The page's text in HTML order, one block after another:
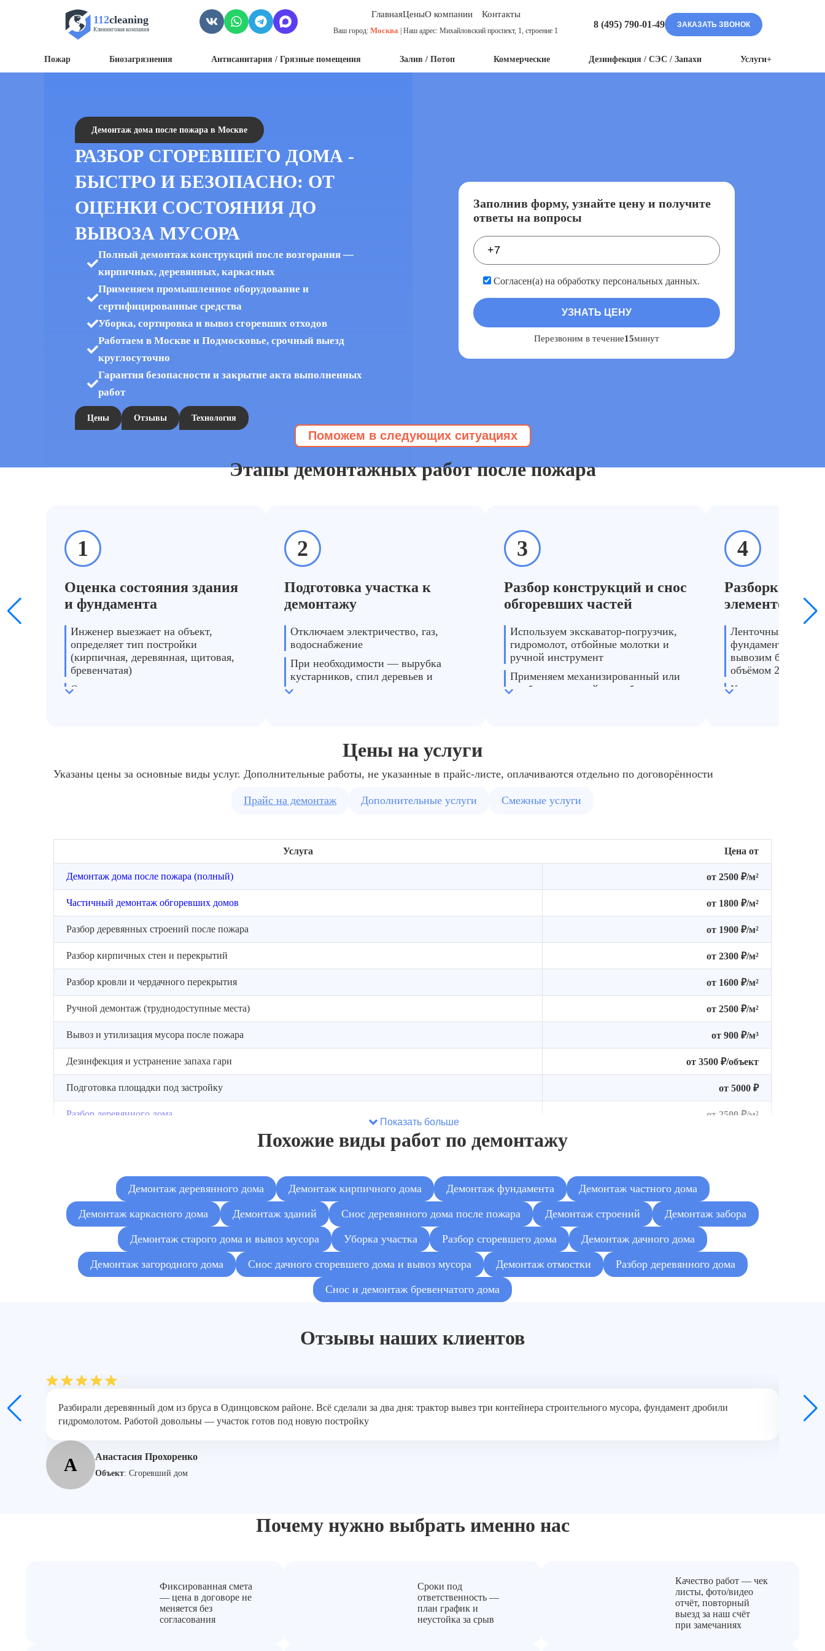
112cleaning
Клининговая компания
ГлавнаяЦеныО компании Контакты
Ваш город: Москва | Наш адрес: Михайловский проспект, 1, строение 1
8 (495) 790-01-49 ЗАКАЗАТЬ ЗВОНОК
Пожар Биозагрязнения Антисанитария / Грязные помещения Залив / Потоп Коммерческие Дезинфекция / СЭС / Запахи Услуги+
Демонтаж дома после пожара в Москве
РАЗБОР СГОРЕВШЕГО ДОМА -
БЫСТРО И БЕЗОПАСНО: ОТ
ОЦЕНКИ СОСТОЯНИЯ ДО
ВЫВОЗА МУСОРА
Полный демонтаж конструкций после возгорания —
кирпичных, деревянных, каркасных
Применяем промышленное оборудование и
сертифицированные средства
Уборка, сортировка и вывоз сгоревших отходов
Работаем в Москве и Подмосковье, срочный выезд
круглосуточно
Гарантия безопасности и закрытие акта выполненных
работ
Цены Отзывы Технология
Заполнив форму, узнайте цену и получите
ответы на вопросы
Согласен(а) на обработку персональных данных.
Перезвоним в течение15минут
Поможем в следующих ситуациях
Демонтаж заказывают когда…
Даже без открытого огня стены и мебель пропитаны гарью → демонтируем отделку, очищаем несущие конструкции, используем озонатор → воздух становится
Этапы демонтажных работ после пожара
1
Оценка состояния здания
и фундамента
Инженер выезжает на объект,
определяет тип постройки
(кирпичная, деревянная, щитовая,
бревенчатая)
Оценивает повреждения, количество
2
Подготовка участка к
демонтажу
Отключаем электричество, газ,
водоснабжение
При необходимости — вырубка
кустарников, спил деревьев и
выравнивание территории
3
Разбор конструкций и снос
обгоревших частей
Используем экскаватор-погрузчик,
гидромолот, отбойные молотки и
ручной инструмент
Применяем механизированный или
комбинированный способ
4
Разборка
элементов
Ленточный и
фундамент дробим
вывозим бетон в
объёмом 27 м³
Кирпич и металл
Цены на услуги
Указаны цены за основные виды услуг. Дополнительные работы, не указанные в прайс-листе, оплачиваются отдельно по договорённости
Прайс на демонтаж Дополнительные услуги Смежные услуги
Услуга Цена от
Демонтаж дома после пожара (полный) от 2500 ₽/м²
Частичный демонтаж обгоревших домов от 1800 ₽/м²
Разбор деревянных строений после пожара от 1900 ₽/м²
Разбор кирпичных стен и перекрытий от 2300 ₽/м²
Разбор кровли и чердачного перекрытия от 1600 ₽/м²
Ручной демонтаж (труднодоступные места) от 2500 ₽/м²
Вывоз и утилизация мусора после пожара от 900 ₽/м³
Дезинфекция и устранение запаха гари от 3500 ₽/объект
Подготовка площадки под застройку от 5000 ₽
Разбор деревянного дома от 2500 ₽/м²
Показать больше
Похожие виды работ по демонтажу
Демонтаж деревянного дома Демонтаж кирпичного дома Демонтаж фундамента Демонтаж частного дома
Демонтаж каркасного дома Демонтаж зданий Снос деревянного дома после пожара Демонтаж строений Демонтаж забора
Демонтаж старого дома и вывоз мусора Уборка участка Разбор сгоревшего дома Демонтаж дачного дома
Демонтаж загородного дома Снос дачного сгоревшего дома и вывоз мусора Демонтаж отмостки Разбор деревянного дома
Снос и демонтаж бревенчатого дома
Отзывы наших клиентов
Разбирали деревянный дом из бруса в Одинцовском районе. Всё сделали за два дня: трактор вывез три контейнера строительного мусора, фундамент дробили
гидромолотом. Работой довольны — участок готов под новую постройку
А Анастасия Прохоренко
Объект: Сгоревший дом
Почему нужно выбрать именно нас
Фиксированная смета
— цена в договоре не
меняется без
согласования
Сроки под
ответственность —
план график и
неустойка за срыв
Качество работ — чек
листы, фото/видео
отчёт, повторный
выезд за наш счёт
при замечаниях